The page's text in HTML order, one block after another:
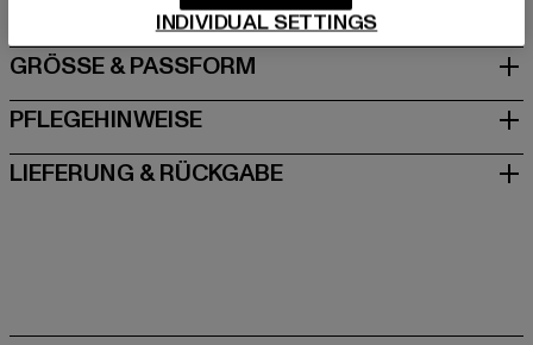
GRÖSSE & PASSFORM
PFLEGEHINWEISE
LIEFERUNG & RÜCKGABE
INDIVIDUAL SETTINGS